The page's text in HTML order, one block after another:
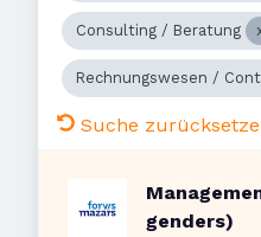
Consulting / Beratung
Rechnungswesen /
Suche
genders)